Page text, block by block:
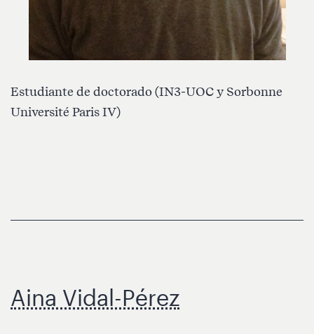
Estudiante de doctorado (IN3-UOC y Sorbonne
Université Paris IV)
Aina Vidal-Pérez